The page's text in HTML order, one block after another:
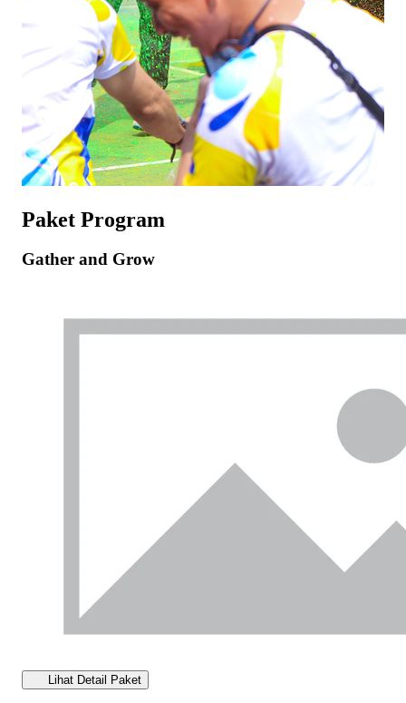
Paket Program
Gather and Grow
Lihat Detail Paket